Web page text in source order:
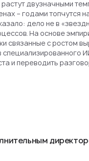
двузначными
– годами топчутся
дело не в
На основе
связанные с ростом
и переводить